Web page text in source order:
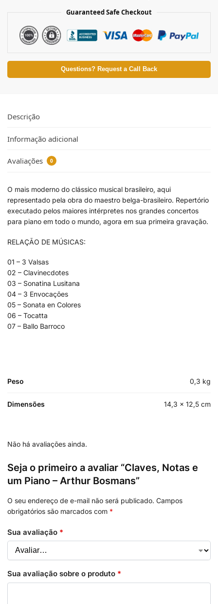
Guaranteed Safe Checkout
Questions? Request a Call Back
Descrição
Informação adicional
Avaliações 0
O mais moderno do clássico musical brasileiro, aqui
representado pela obra do maestro belga-brasileiro. Repertório
executado pelos maiores intérpretes nos grandes concertos
para piano em todo o mundo, agora em sua primeira gravação.
RELAÇÃO DE MÚSICAS:
01 – 3 Valsas
02 – Clavinecdotes
03 – Sonatina Lusitana
04 – 3 Envocações
05 – Sonata en Colores
06 – Tocatta
07 – Ballo Barroco
Peso 0,3 kg
Dimensões 14,3 × 12,5 cm
Não há avaliações ainda.
Seja o primeiro a avaliar “Claves, Notas e
um Piano – Arthur Bosmans”
O seu endereço de e-mail não será publicado. Campos
obrigatórios são marcados com *
Sua avaliação *
Sua avaliação sobre o produto *